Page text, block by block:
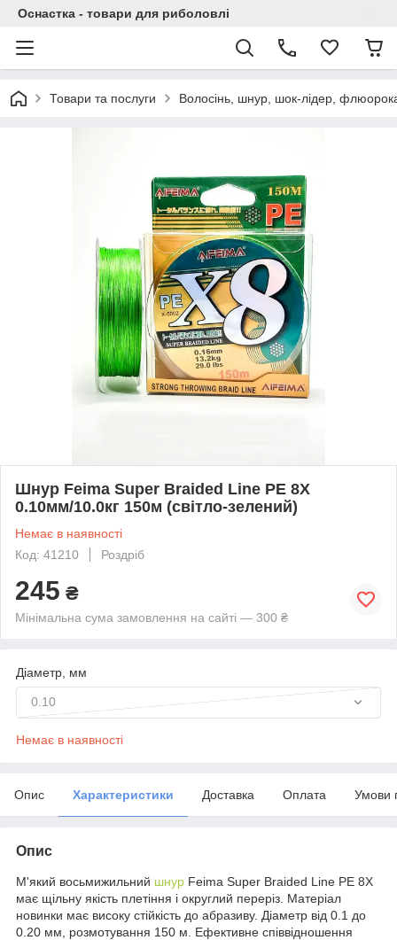
Оснастка - товари для риболовлі
Товари та послуги Волосінь, шнур, шок-лідер,
Шнур Feima Super Braided Line PE 8X
0.10мм/10.0кг 150м (світло-зелений)
Немає в наявності
Код: 41210
Роздріб
245 ₴
Мінімальна сума замовлення на сайті — 300 ₴
Діаметр, мм
0.10
Немає в наявності
Опис Характеристики Доставка Оплата Умови
Опис
М'який восьмижильний шнур Feima Super Braided Line PE 8X
має щільну якість плетіння і округлий переріз. Матеріал
новинки має високу стійкість до абразиву. Діаметр від 0.1 до
0.20 мм, розмотування 150 м. Ефективне співвідношення